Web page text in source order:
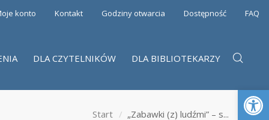
konto Kontakt Godziny otwarcia Dostępność FAQ
DLA CZYTELNIKÓW DLA BIBLIOTEKARZY
Start „Zabawki (z) ludźmi” – s...